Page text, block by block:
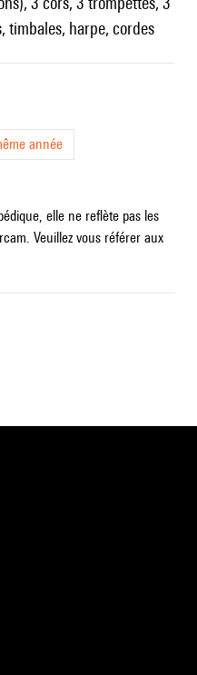
timbales, harpe, cordes
année
elle ne reflète pas les
Veuillez vous référer aux